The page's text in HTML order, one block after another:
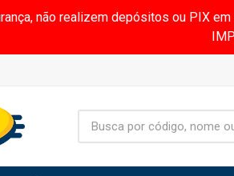
não realizem depósitos ou PIX